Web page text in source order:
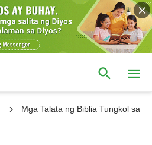
Mga Talata ng Biblia Tungkol sa